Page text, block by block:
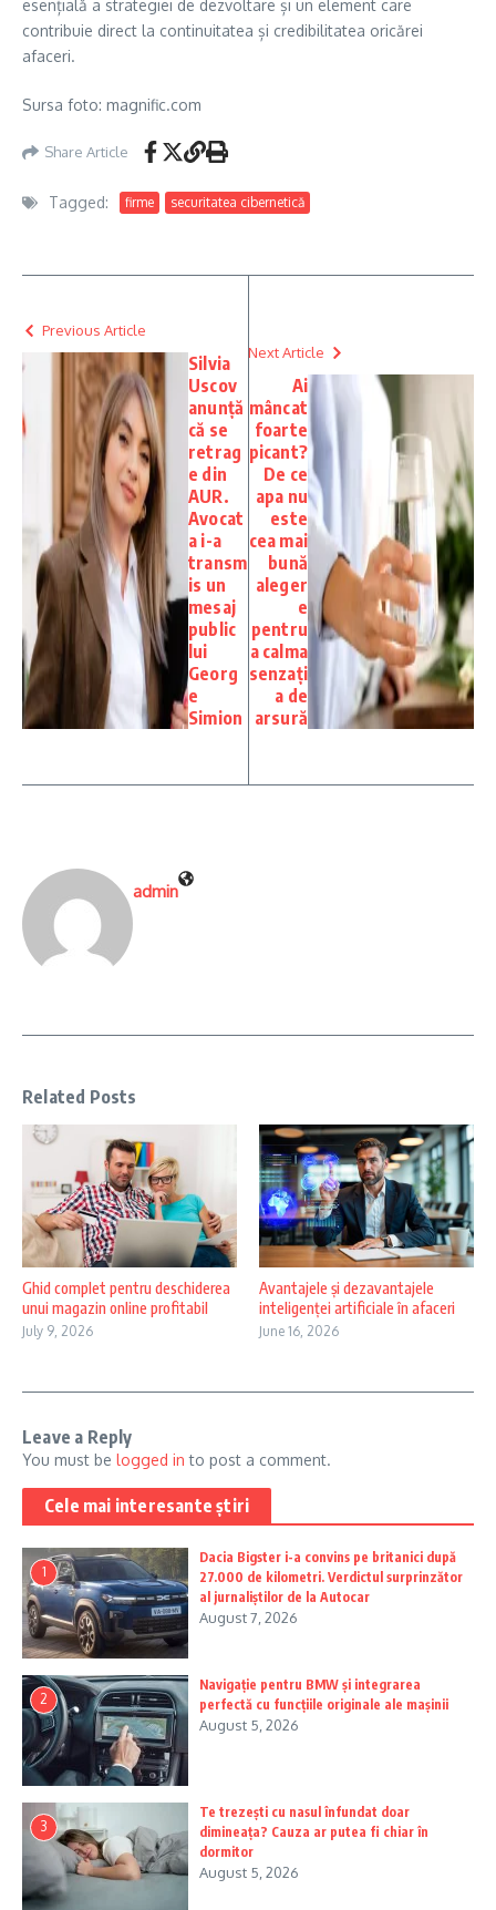
esențială a strategiei de dezvoltare și un element care
contribuie direct la continuitatea și credibilitatea oricărei
afaceri.
Sursa foto: magnific.com
Share Article
Tagged: firme securitatea cibernetică
Previous Article
Silvia
Uscov
anunță
că se
retrag
e din
AUR.
Avocat
a i-a
transm
is un
mesaj
public
lui
Georg
e
Simion
Next Article
Ai
mâncat
foarte
picant?
De ce
apa nu
este
cea mai
bună
aleger
e
pentru
a calma
senzați
a de
arsură
admin
Related Posts
Ghid complet pentru deschiderea
unui magazin online profitabil
July 9, 2026
Avantajele și dezavantajele
inteligenței artificiale în afaceri
June 16, 2026
Leave a Reply
You must be logged in to post a comment.
Cele mai interesante știri
1
Dacia Bigster i-a convins pe britanici după
27.000 de kilometri. Verdictul surprinzător
al jurnaliștilor de la Autocar
August 7, 2026
2
Navigație pentru BMW și integrarea
perfectă cu funcțiile originale ale mașinii
August 5, 2026
3
Te trezești cu nasul înfundat doar
dimineața? Cauza ar putea fi chiar în
dormitor
August 5, 2026